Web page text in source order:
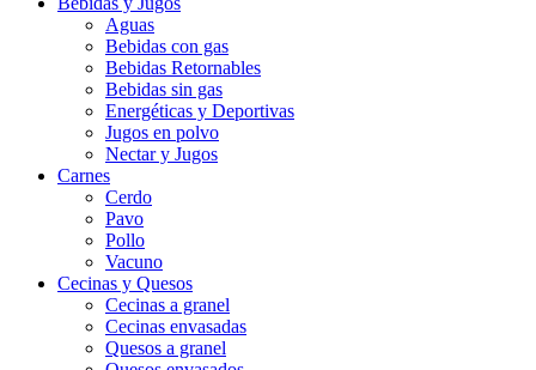
Aguas
Bebidas con gas
Bebidas Retornables
Bebidas sin gas
Energéticas y Deportivas
Jugos en polvo
Nectar y Jugos
Carnes
Cerdo
Pavo
Pollo
Vacuno
Cecinas y Quesos
Cecinas a granel
Cecinas envasadas
Quesos a granel